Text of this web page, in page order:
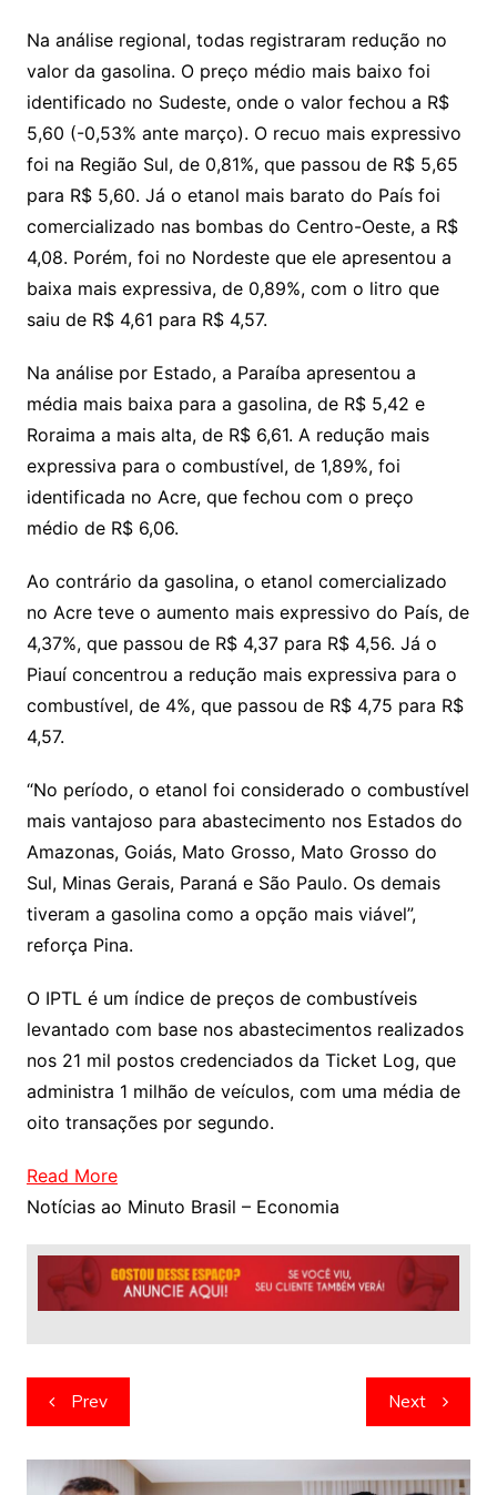
Na análise regional, todas registraram redução no
valor da gasolina. O preço médio mais baixo foi
identificado no Sudeste, onde o valor fechou a R$
5,60 (-0,53% ante março). O recuo mais expressivo
foi na Região Sul, de 0,81%, que passou de R$ 5,65
para R$ 5,60. Já o etanol mais barato do País foi
comercializado nas bombas do Centro-Oeste, a R$
4,08. Porém, foi no Nordeste que ele apresentou a
baixa mais expressiva, de 0,89%, com o litro que
saiu de R$ 4,61 para R$ 4,57.
Na análise por Estado, a Paraíba apresentou a
média mais baixa para a gasolina, de R$ 5,42 e
Roraima a mais alta, de R$ 6,61. A redução mais
expressiva para o combustível, de 1,89%, foi
identificada no Acre, que fechou com o preço
médio de R$ 6,06.
Ao contrário da gasolina, o etanol comercializado
no Acre teve o aumento mais expressivo do País, de
4,37%, que passou de R$ 4,37 para R$ 4,56. Já o
Piauí concentrou a redução mais expressiva para o
combustível, de 4%, que passou de R$ 4,75 para R$
4,57.
“No período, o etanol foi considerado o combustível
mais vantajoso para abastecimento nos Estados do
Amazonas, Goiás, Mato Grosso, Mato Grosso do
Sul, Minas Gerais, Paraná e São Paulo. Os demais
tiveram a gasolina como a opção mais viável”,
reforça Pina.
O IPTL é um índice de preços de combustíveis
levantado com base nos abastecimentos realizados
nos 21 mil postos credenciados da Ticket Log, que
administra 1 milhão de veículos, com uma média de
oito transações por segundo.
Read More
Notícias ao Minuto Brasil – Economia
Navegação
de
artigos
Prev Next